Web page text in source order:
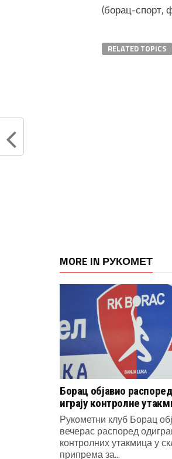
(борац-спорт,
RELATED TOPICS
MORE IN РУКОМЕТ
Борац објавио
играју контролне
Рукометни клуб Борац
вечерас распоред
контролних утакмица у
припрема за...